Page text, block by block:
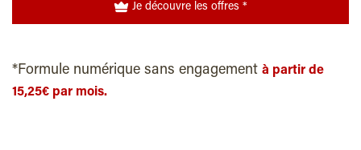
Je découvre les offres *
*Formule numérique sans engagement à partir de
15,25€ par mois.